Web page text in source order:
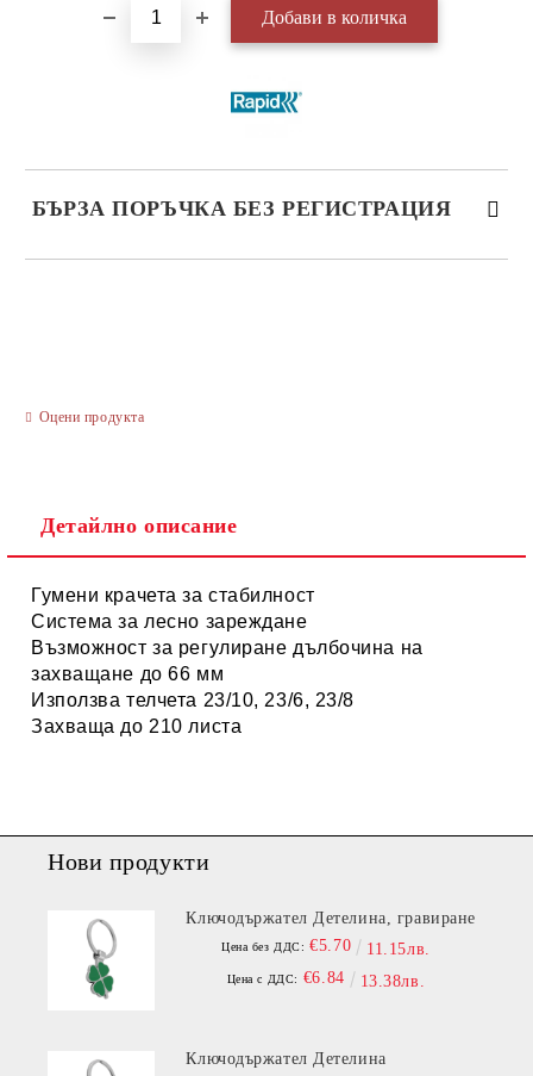
БЪРЗА ПОРЪЧКА БЕЗ РЕГИСТРАЦИЯ
Оцени продукта
Детайлно описание
Гумени крачета за стабилност
Система за лесно зареждане
Възможност за регулиране дълбочина на
захващане до 66 мм
Използва телчета 23/10, 23/6, 23/8
Захваща до 210 листа
Нови продукти
Ключодържател Детелина, гравиране
Цена без ДДС: €5.70 11.15лв.
Цена с ДДС: €6.84 13.38лв.
Ключодържател Детелина